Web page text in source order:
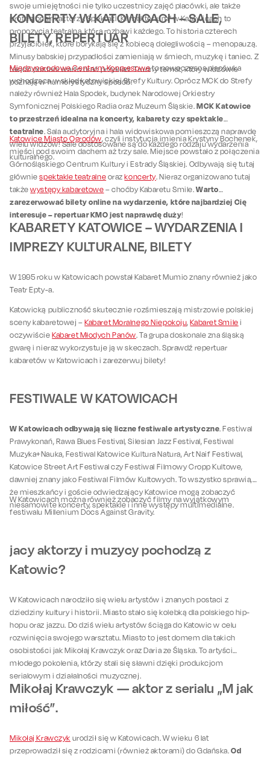
swoje umiejętności nie tylko uczestnicy zajęć placówki, ale także
profesjonalni aktorzy. Spektakl „Klimakterium” w Katowicach to
propozycja teatralna, która rozbawi każdego. To historia czterech
przyjaciółek, które borykają się z kobiecą dolegliwością – menopauzą.
Minusy babskiej przypadłości zamieniają w śmiech, muzykę i taniec. Z
takich postaci warto brać przykład. Trudny temat, który widzowie
poznają w humorystyczny sposób.
KONCERTY W KATOWICACH – SALE,
BILETY, REPERTUAR
Międzynarodowe Centrum Kongresoweto nowoczesna placówka
wchodząca w skład katowickiej Strefy Kultury. Oprócz MCK do Strefy
należy również Hala Spodek, budynek Narodowej Orkiestry
Symfonicznej Polskiego Radia oraz Muzeum Śląskie. MCK Katowice
to przestrzeń idealna na koncerty, kabarety czy spektakle
teatralne. Sala audytoryjna i hala widowiskowa pomieszczą naprawdę
wielu widzów! Sale dostosowane są do każdego rodzaju wydarzenia
kulturalnego.
Katowice Miasto Ogrodów, czyli instytucja imienia Krystyny Bochenek,
mieści pod swoim dachem aż trzy sale. Miejsce powstało z połączenia
Górnośląskiego Centrum Kultury i Estrady Śląskiej. Odbywają się tutaj
główniespektakle teatralne orazkoncerty. Nieraz organizowano tutaj
takżewystępy kabaretowe – choćby Kabaretu Smile.Warto
zarezerwować bilety online na wydarzenie, które najbardziej Cię
interesuje – repertuar KMO jest naprawdę duży!
KABARETY KATOWICE – WYDARZENIA I
IMPREZY KULTURALNE, BILETY
W 1995 roku w Katowicach powstał Kabaret Mumio znany również jako
Teatr Epty-a.
Katowicką publiczność skutecznie rozśmieszają mistrzowie polskiej
sceny kabaretowej –Kabaret Moralnego Niepokoju,Kabaret Smile i
oczywiścieKabaret Młodych Panów. Ta grupa doskonale zna śląską
gwarę i nieraz wykorzystuje ją w skeczach. Sprawdź repertuar
kabaretów w Katowicach i zarezerwuj bilety!
FESTIWALE W KATOWICACH
W Katowicach odbywają się liczne festiwale artystyczne. Festiwal
Prawykonań, Rawa Blues Festival, Silesian Jazz Festival, Festiwal
Muzyka+Nauka, Festiwal Katowice Kultura Natura, Art Naif Festiwal,
Katowice Street Art Festiwal czy Festiwal Filmowy Cropp Kultowe,
dawniej znany jako Festiwal Filmów Kultowych. To wszystko sprawia,
że mieszkańcy i goście odwiedzający Katowice mogą zobaczyć
niesamowite koncerty, spektakle i inne występy multimedialne.
W Katowicach można również zobaczyć filmy na wyjątkowym
festiwalu Millenium Docs Against Gravity.
jacy aktorzy i muzycy pochodzą z
Katowic?
W Katowicach narodziło się wielu artystów i znanych postaci z
dziedziny kultury i historii. Miasto stało się kolebką dla polskiego hip-
hopu oraz jazzu. Do dziś wielu artystów ściąga do Katowic w celu
rozwinięcia swojego warsztatu. Miasto to jest domem dla takich
osobistości jak Mikołaj Krawczyk oraz Daria ze Śląska. To artyści
młodego pokolenia, którzy stali się sławni dzięki produkcjom
serialowym i działalności muzycznej.
Mikołaj Krawczyk — aktor z serialu „M jak
miłość”.
Mikołaj Krawczyk urodził się w Katowicach. W wieku 6 lat
przeprowadził się z rodzicami (również aktorami) do Gdańska.Od